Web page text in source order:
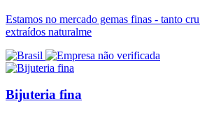
Estamos no mercado gemas finas - tanto
extraídos naturalme
Bijuteria fina